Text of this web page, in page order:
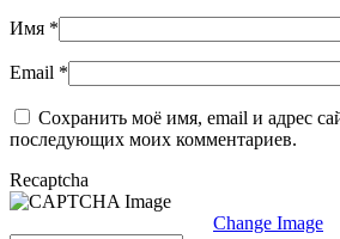
Имя *
Email *
Сохранить моё имя, email и адрес
последующих моих комментариев.
Recaptcha
Change Image